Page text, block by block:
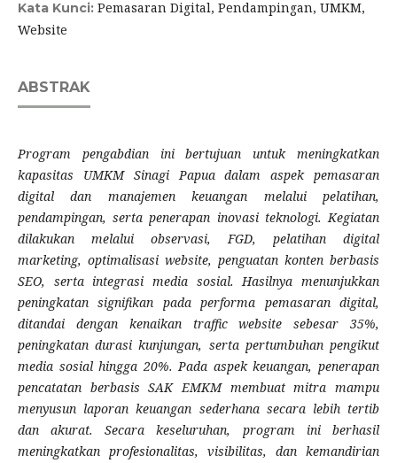
Kata Kunci: Pemasaran Digital, Pendampingan, UMKM,
Website
ABSTRAK
Program pengabdian ini bertujuan untuk meningkatkan
kapasitas UMKM Sinagi Papua dalam aspek pemasaran
digital dan manajemen keuangan melalui pelatihan,
pendampingan, serta penerapan inovasi teknologi. Kegiatan
dilakukan melalui observasi, FGD, pelatihan digital
marketing, optimalisasi website, penguatan konten berbasis
SEO, serta integrasi media sosial. Hasilnya menunjukkan
peningkatan signifikan pada performa pemasaran digital,
ditandai dengan kenaikan traffic website sebesar 35%,
peningkatan durasi kunjungan, serta pertumbuhan pengikut
media sosial hingga 20%. Pada aspek keuangan, penerapan
pencatatan berbasis SAK EMKM membuat mitra mampu
menyusun laporan keuangan sederhana secara lebih tertib
dan akurat. Secara keseluruhan, program ini berhasil
meningkatkan profesionalitas, visibilitas, dan kemandirian